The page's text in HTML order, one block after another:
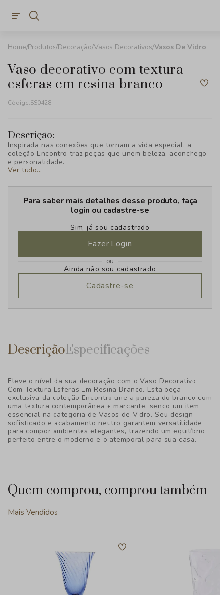
Produtos Decoração Vasos Decorativos Vasos De Vidro
vaso decorativo com textura
esferas em resina branco
Código:SS0428
Descrição:
Inspirada nas conexões que tornam a vida especial, a
coleção Encontro traz peças que unem beleza, aconchego
e personalidade.
Ver tudo...
Para saber mais detalhes desse produto, faça
login ou cadastre-se
Sim, já sou cadastrado
Fazer Login
ou
Ainda não sou cadastrado
Cadastre-se
DescriçãoEspecificações
Eleve o nível da sua decoração com o Vaso Decorativo
Com Textura Esferas Em Resina Branco. Esta peça
exclusiva da coleção Encontro une a pureza do branco com
uma textura contemporânea e marcante, sendo um item
essencial na categoria de Vasos de Vidro. Seu design
sofisticado e acabamento neutro garantem versatilidade
para compor ambientes elegantes, trazendo um equilíbrio
perfeito entre o moderno e o atemporal para sua casa.
Quem comprou, comprou também
Mais Vendidos